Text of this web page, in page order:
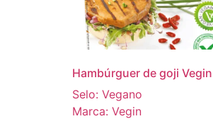
Hambúrguer de goji Vegin
Selo: Vegano
Marca: Vegin